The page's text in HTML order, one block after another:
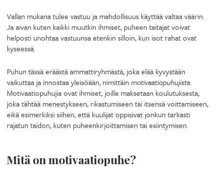
Vallan mukana tulee vastuu ja mahdollisuus käyttää valtaa väärin.
Ja aivan kuten kaikki muutkin ihmiset, puheen taitajat voivat
helposti unohtaa vastuunsa etenkin silloin, kun isot rahat ovat
kyseessä.
Puhun tässä eräästä ammattiryhmästä, joka elää kyvystään
vaikuttaa ja innostaa yleisöään, nimittäin motivaatiopuhujista.
Motivaatiopuhujia ovat ihmiset, joille maksetaan koulutuksesta,
joka tähtää menestykseen, rikastumiseen tai itsensä voittamiseen,
eikä esimerkiksi siihen, että kuulijat oppisivat jonkun tarkasti
rajatun taidon, kuten puheenkirjoittamisen tai esiintymisen.
Mitä on motivaatiopuhe?